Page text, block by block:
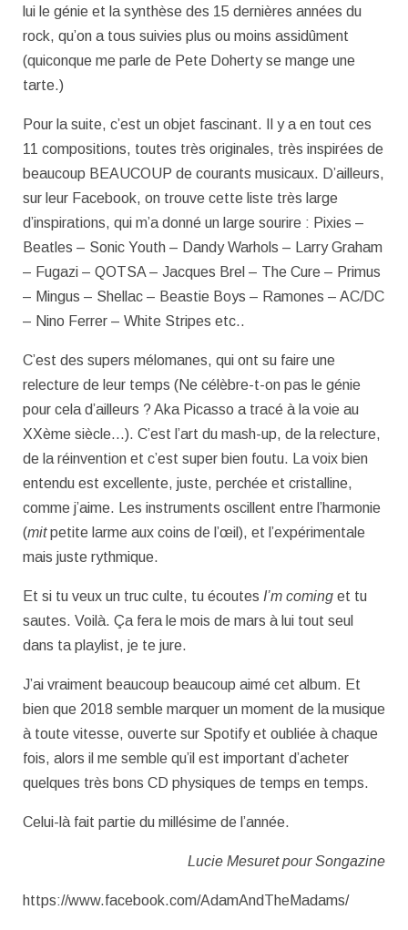
lui le génie et la synthèse des 15 dernières années du
rock, qu’on a tous suivies plus ou moins assidûment
(quiconque me parle de Pete Doherty se mange une
tarte.)
Pour la suite, c’est un objet fascinant. Il y a en tout ces
11 compositions, toutes très originales, très inspirées de
beaucoup BEAUCOUP de courants musicaux. D’ailleurs,
sur leur Facebook, on trouve cette liste très large
d’inspirations, qui m’a donné un large sourire : Pixies –
Beatles – Sonic Youth – Dandy Warhols – Larry Graham
– Fugazi – QOTSA – Jacques Brel – The Cure – Primus
– Mingus – Shellac – Beastie Boys – Ramones – AC/DC
– Nino Ferrer – White Stripes etc..
C’est des supers mélomanes, qui ont su faire une
relecture de leur temps (Ne célèbre-t-on pas le génie
pour cela d’ailleurs ? Aka Picasso a tracé à la voie au
XXème siècle…). C’est l’art du mash-up, de la relecture,
de la réinvention et c’est super bien foutu. La voix bien
entendu est excellente, juste, perchée et cristalline,
comme j’aime. Les instruments oscillent entre l’harmonie
(mitpetite larme aux coins de l’œil), et l’expérimentale
mais juste rythmique.
Et si tu veux un truc culte, tu écoutes I’m coming et tu
sautes. Voilà. Ça fera le mois de mars à lui tout seul
dans ta playlist, je te jure.
J’ai vraiment beaucoup beaucoup aimé cet album. Et
bien que 2018 semble marquer un moment de la musique
à toute vitesse, ouverte sur Spotify et oubliée à chaque
fois, alors il me semble qu’il est important d’acheter
quelques très bons CD physiques de temps en temps.
Celui-là fait partie du millésime de l’année.
Lucie Mesuret pour Songazine
https://www.facebook.com/AdamAndTheMadams/